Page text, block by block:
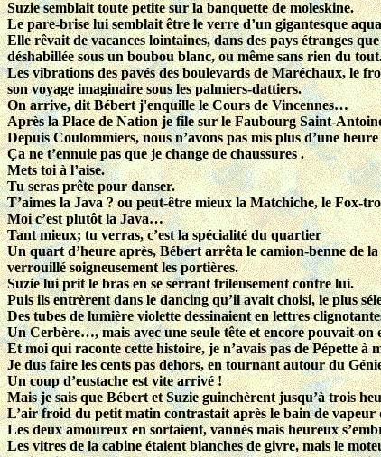
Suzie semblait toute petite sur la banquette de moleskine.
Le pare-brise lui semblait être le verre d’un gigantesque
Elle rêvait de vacances lointaines, dans des pays étranges
déshabillée sous un boubou blanc, ou même sans rien du
Les vibrations des pavés des boulevards de Maréchaux, le
son voyage imaginaire sous les palmiers-dattiers.
On arrive, dit Bébert j'enquille le Cours de Vincennes…
Après la Place de Nation je file sur le Faubourg Saint-
Depuis Coulommiers, nous n’avons pas mis plus d’une
Ça ne t’ennuie pas que je change de chaussures .
Mets toi à l’aise.
Tu seras prête pour danser.
T’aimes la Java ? ou peut-être mieux la Matchiche, le Fox-
Moi c’est plutôt la Java…
Tant mieux; tu verras, c’est la spécialité du quartier
Un quart d’heure après, Bébert arrêta le camion-benne de
verrouillé soigneusement les portières.
Suzie lui prit le bras en se serrant frileusement contre lui.
Puis ils entrèrent dans le dancing qu’il avait choisi, le plus
Des tubes de lumière violette dessinaient en lettres
Un Cerbère…, mais avec une seule tête et encore pouvait-on
Et moi qui raconte cette histoire, je n’avais pas de Pépette à
Je dus faire les cents pas dehors, en tournant autour du
Un coup d’eustache est vite arrivé !
Mais je sais que Bébert et Suzie guinchèrent jusqu’à trois
L’air froid du petit matin contrastait après le bain de vapeur
Les deux amoureux en sortaient, vannés mais heureux
Les vitres de la cabine étaient blanches de givre, mais le